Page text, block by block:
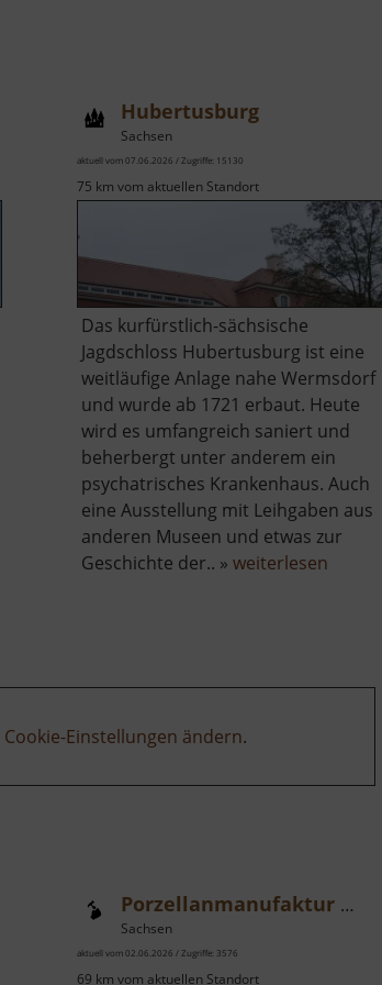
Hubertusburg
Sachsen
aktuell vom 07.06.2026 / Zugriffe: 15130
75 km vom aktuellen Standort
Das kurfürstlich-sächsische
Jagdschloss Hubertusburg ist eine
weitläufige Anlage nahe Wermsdorf
und wurde ab 1721 erbaut. Heute
wird es umfangreich saniert und
beherbergt unter anderem ein
psychatrisches Krankenhaus. Auch
eine Ausstellung mit Leihgaben aus
anderen Museen und etwas zur
Geschichte der.. » weiterlesenüber
Cookie-Einstellungen ändern.
Porzellanmanufaktur Meißen
Sachsen
aktuell vom 02.06.2026 / Zugriffe: 3576
69 km vom aktuellen Standort